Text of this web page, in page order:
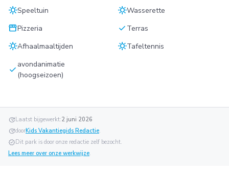
sunnySpeeltuin sunnyWasserette
storefrontPizzeria check Terras
sunnyAfhaalmaaltijden sunnyTafeltennis
check avondanimatie
(hoogseizoen)
update Laatst bijgewerkt:2 juni 2026
updatedoorKids Vakantiegids Redactie.
verified Dit park is door onze redactie zelf bezocht.
Lees meer over onze werkwijze.